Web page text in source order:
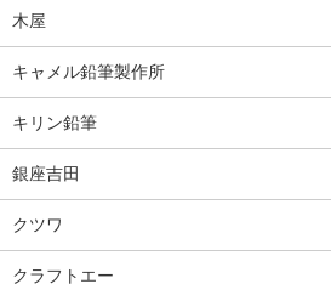
木屋
キャメル鉛筆製作所
キリン鉛筆
銀座吉田
クツワ
クラフトエー